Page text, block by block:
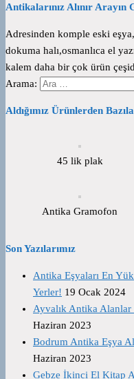
Antikalarınız Alınır Arayın
Adresinden komple eski
dokuma halı,osmanlıca el
kalem daha bir çok ürün
Arama:
Aldığımız Ürünlerden
45 lik plak
Antika Gramofon
Son Yazılarımız
Antika Eşyaları En
Yerler! 19 Ocak 2024
Ayvalık Antika Alanlar
Haziran 2023
Bodrum Antika Eşya
Haziran 2023
Gebze İkinci El Kitap